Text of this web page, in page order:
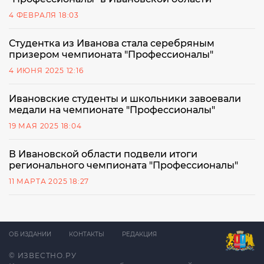
4 ФЕВРАЛЯ 18:03
Студентка из Иванова стала серебряным
призером чемпионата "Профессионалы"
4 ИЮНЯ 2025 12:16
Ивановские студенты и школьники завоевали
медали на чемпионате "Профессионалы"
19 МАЯ 2025 18:04
В Ивановской области подвели итоги
регионального чемпионата "Профессионалы"
11 МАРТА 2025 18:27
© ИЗВЕСТНО.РУ
ОБ ИЗДАНИИ КОНТАКТЫ РЕДАКЦИЯ